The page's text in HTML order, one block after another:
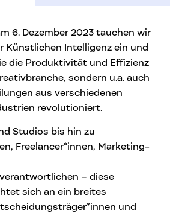
6. Dezember 2023 tauchen wir
Künstlichen Intelligenz ein und
die Produktivität und Effizienz
sondern u.a. auch
aus verschiedenen
revolutioniert.
Studios bis hin zu
Freelancer*innen, Marketing-
– diese
sich an ein breites
und